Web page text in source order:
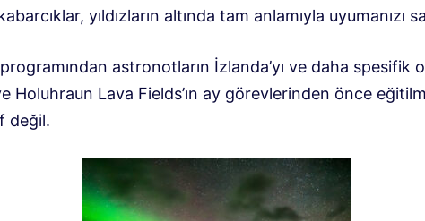
yıldızların altında tam anlamıyla uyumanızı
astronotların İzlanda’yı ve daha spesifik
Holuhraun Lava Fields’ın ay görevlerinden önce
değil.